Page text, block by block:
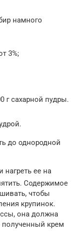
намного
3%;
г сахарной пудры.
до однородной
нагреть ее на
Содержимое
чтобы
крупинок.
она должна
полученный крем